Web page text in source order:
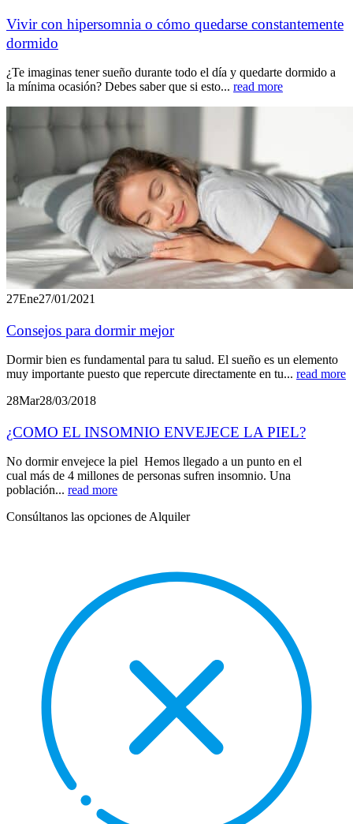
Vivir con hipersomnia o cómo quedarse constantemente
dormido
¿Te imaginas tener sueño durante todo el día y quedarte dormido a
la mínima ocasión? Debes saber que si esto... read more
27Ene27/01/2021
Consejos para dormir mejor
Dormir bien es fundamental para tu salud. El sueño es un elemento
muy importante puesto que repercute directamente en tu... read more
28Mar28/03/2018
¿COMO EL INSOMNIO ENVEJECE LA PIEL?
No dormir envejece la piel Hemos llegado a un punto en el
cual más de 4 millones de personas sufren insomnio. Una
población... read more
Consúltanos las opciones de Alquiler